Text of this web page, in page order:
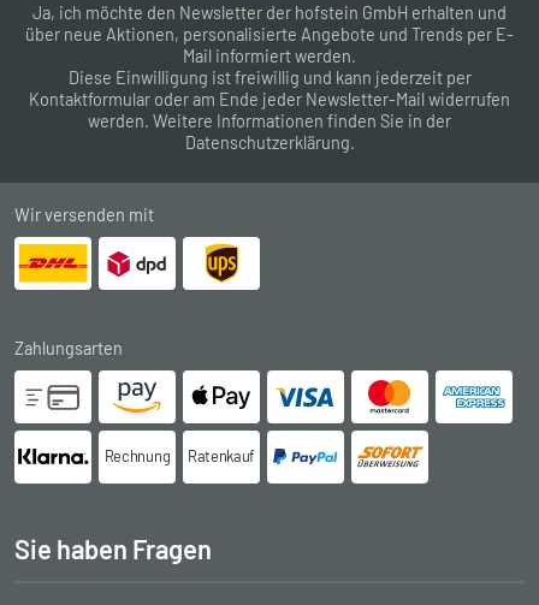
Ja, ich möchte den Newsletter der hofstein GmbH erhalten und
über neue Aktionen, personalisierte Angebote und Trends per E-
Mail informiert werden.
Diese Einwilligung ist freiwillig und kann jederzeit per
Kontaktformular oder am Ende jeder Newsletter-Mail widerrufen
werden. Weitere Informationen finden Sie in der
Datenschutzerklärung.
Wir versenden mit
Zahlungsarten
Rechnung Ratenkauf
Sie haben Fragen